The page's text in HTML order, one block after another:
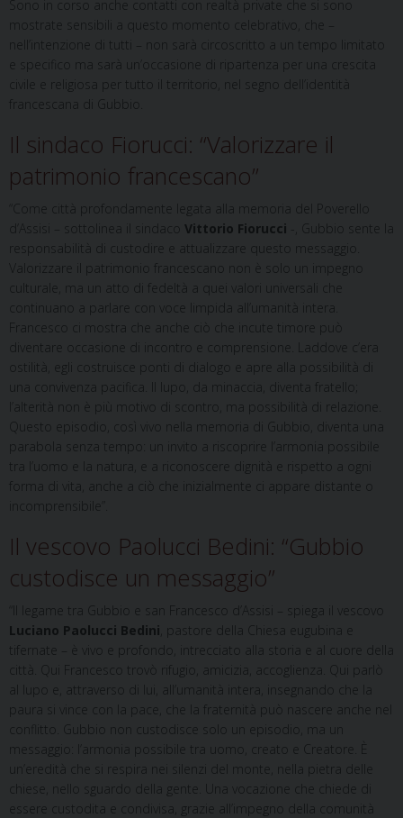
Sono in corso anche contatti con realtà private che si sono
mostrate sensibili a questo momento celebrativo, che –
nell’intenzione di tutti – non sarà circoscritto a un tempo limitato
e specifico ma sarà un’occasione di ripartenza per una crescita
civile e religiosa per tutto il territorio, nel segno dell’identità
francescana di Gubbio.
Il sindaco Fiorucci: “Valorizzare il
patrimonio francescano”
“Come città profondamente legata alla memoria del Poverello
d’Assisi – sottolinea il sindaco Vittorio Fiorucci -, Gubbio sente la
responsabilità di custodire e attualizzare questo messaggio.
Valorizzare il patrimonio francescano non è solo un impegno
culturale, ma un atto di fedeltà a quei valori universali che
continuano a parlare con voce limpida all’umanità intera.
Francesco ci mostra che anche ciò che incute timore può
diventare occasione di incontro e comprensione. Laddove c’era
ostilità, egli costruisce ponti di dialogo e apre alla possibilità di
una convivenza pacifica. Il lupo, da minaccia, diventa fratello;
l’alterità non è più motivo di scontro, ma possibilità di relazione.
Questo episodio, così vivo nella memoria di Gubbio, diventa una
parabola senza tempo: un invito a riscoprire l’armonia possibile
tra l’uomo e la natura, e a riconoscere dignità e rispetto a ogni
forma di vita, anche a ciò che inizialmente ci appare distante o
incomprensibile”.
Il vescovo Paolucci Bedini: “Gubbio
custodisce un messaggio”
“Il legame tra Gubbio e san Francesco d’Assisi – spiega il vescovo
Luciano Paolucci Bedini , pastore della Chiesa eugubina e
tifernate – è vivo e profondo, intrecciato alla storia e al cuore della
città. Qui Francesco trovò rifugio, amicizia, accoglienza. Qui parlò
al lupo e, attraverso di lui, all’umanità intera, insegnando che la
paura si vince con la pace, che la fraternità può nascere anche nel
conflitto. Gubbio non custodisce solo un episodio, ma un
messaggio: l’armonia possibile tra uomo, creato e Creatore. È
un’eredità che si respira nei silenzi del monte, nella pietra delle
chiese, nello sguardo della gente. Una vocazione che chiede di
essere custodita e condivisa, grazie all’impegno della comunità